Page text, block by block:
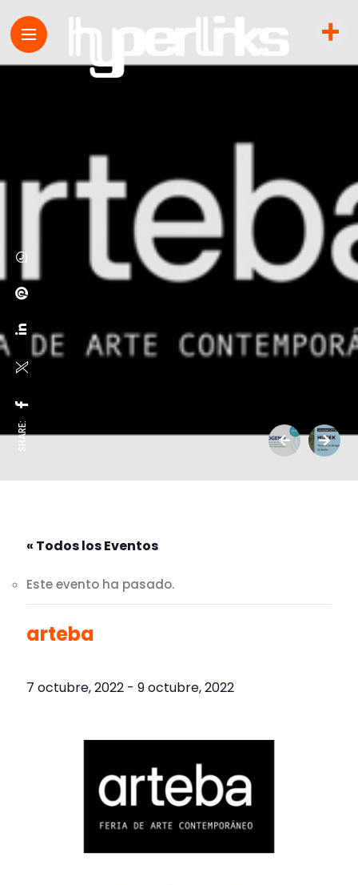
SHARE:
« Todos los Eventos
Este evento ha pasado.
arteba
7 octubre, 2022 -9 octubre, 2022